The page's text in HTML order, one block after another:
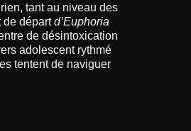
tant au niveau des
de départd’Euphoria
de désintoxication
adolescent rythmé
tentent de naviguer